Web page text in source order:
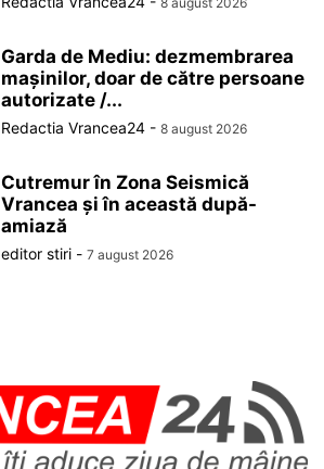
Garda de Mediu: dezmembrarea
mașinilor, doar de către persoane
autorizate /...
Redactia Vrancea24 - 8 august 2026
Cutremur în Zona Seismică
Vrancea și în această după-
amiază
editor stiri - 7 august 2026